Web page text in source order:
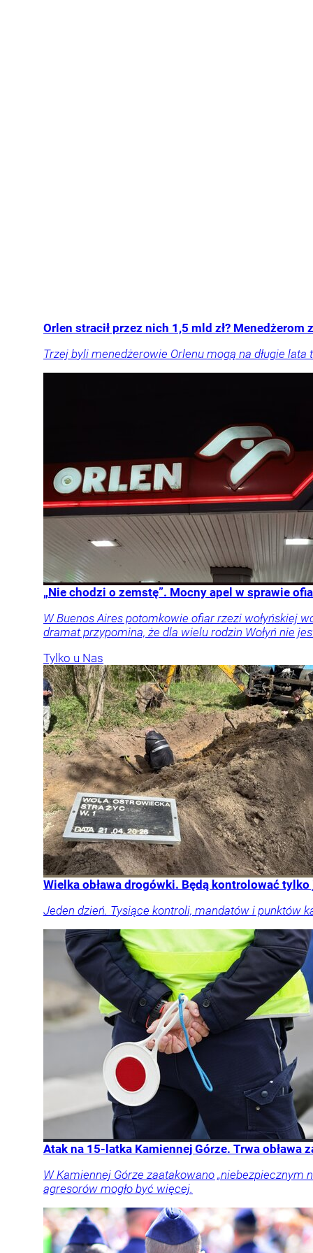
Orlen stracił przez nich 1,5 mld zł?
Trzej byli menedżerowie Orlenu mogą na długie
„Nie chodzi o zemstę”. Mocny apel w sprawie
W Buenos Aires potomkowie ofiar rzezi wołyńskiej
dramat przypomina, że dla wielu rodzin Wołyń nie
Tylko u Nas
Wielka obława drogówki. Będą kontrolować tylko
Jeden dzień. Tysiące kontroli, mandatów i punktów
Atak na 15-latka Kamiennej Górze. Trwa obława
W Kamiennej Górze zaatakowano „niebezpiecznym
agresorów mogło być więcej.